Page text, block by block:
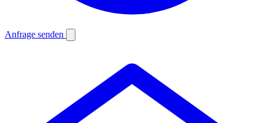
Anfrage senden